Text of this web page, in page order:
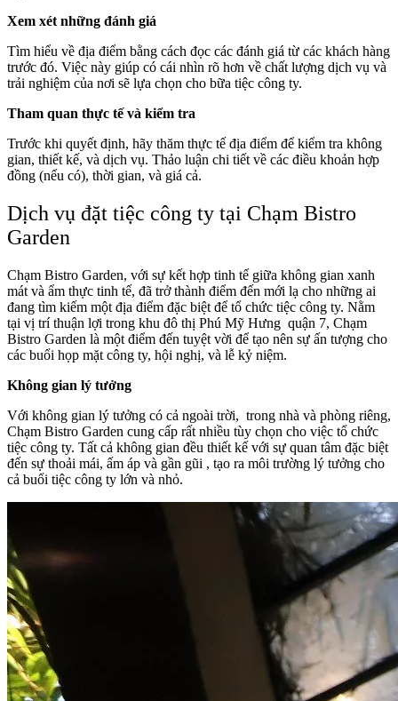
Xem xét những đánh giá
Tìm hiểu về địa điểm bằng cách đọc các đánh giá từ các khách hàng
trước đó. Việc này giúp có cái nhìn rõ hơn về chất lượng dịch vụ và
trải nghiệm của nơi sẽ lựa chọn cho bữa tiệc công ty.
Tham quan thực tế và kiểm tra
Trước khi quyết định, hãy thăm thực tế địa điểm để kiểm tra không
gian, thiết kế, và dịch vụ. Thảo luận chi tiết về các điều khoản hợp
đồng (nếu có), thời gian, và giá cả.
Dịch vụ đặt tiệc công ty tại Chạm Bistro
Garden
Chạm Bistro Garden, với sự kết hợp tinh tế giữa không gian xanh
mát và ẩm thực tinh tế, đã trở thành điểm đến mới lạ cho những ai
đang tìm kiếm một địa điểm đặc biệt để tổ chức tiệc công ty. Nằm
tại vị trí thuận lợi trong khu đô thị Phú Mỹ Hưng quận 7, Chạm
Bistro Garden là một điểm đến tuyệt vời để tạo nên sự ấn tượng cho
các buổi họp mặt công ty, hội nghị, và lễ kỷ niệm.
Không gian lý tưởng
Với không gian lý tưởng có cả ngoài trời, trong nhà và phòng riêng,
Chạm Bistro Garden cung cấp rất nhiều tùy chọn cho việc tổ chức
tiệc công ty. Tất cả không gian đều thiết kế với sự quan tâm đặc biệt
đến sự thoải mái, ấm áp và gần gũi , tạo ra môi trường lý tưởng cho
cả buổi tiệc công ty lớn và nhỏ.